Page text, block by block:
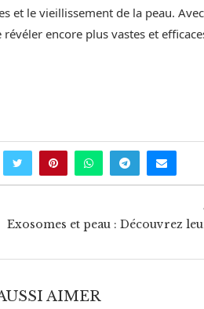
et le vieillissement de la peau.
encore plus vastes et
Exosomes et peau : Découvrez
AIMER